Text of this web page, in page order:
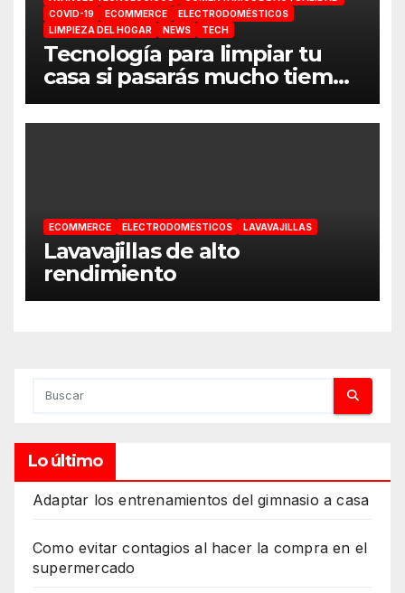
COVID-19
ECOMMERCE
ELECTRODOMÉSTICOS
LIMPIEZA DEL HOGAR
NEWS TECH
Tecnología para limpiar tu
casa si pasarás mucho tiempo
en ella
ECOMMERCE ELECTRODOMÉSTICOS LAVAVAJILLAS
Lavavajillas de alto
rendimiento
Lo último
Adaptar los entrenamientos del gimnasio a casa
Como evitar contagios al hacer la compra en el
supermercado